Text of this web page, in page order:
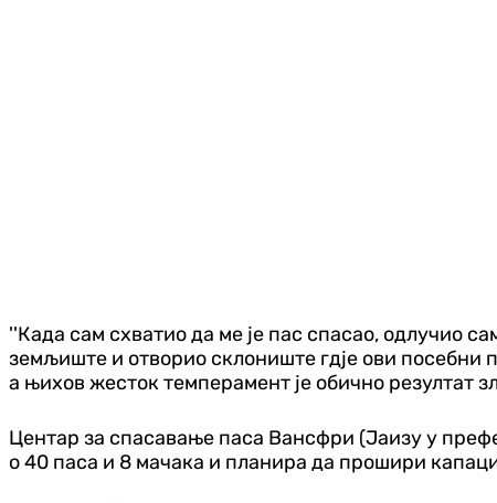
''Када сам схватио да ме је пас спасао, одлучио
земљиште и отворио склониште гдје ови посебни
а њихов жесток темперамент је обично
Центар за спасавање паса Вансфри (Јаизу у
о 40 паса и 8 мачака и планира да прошири